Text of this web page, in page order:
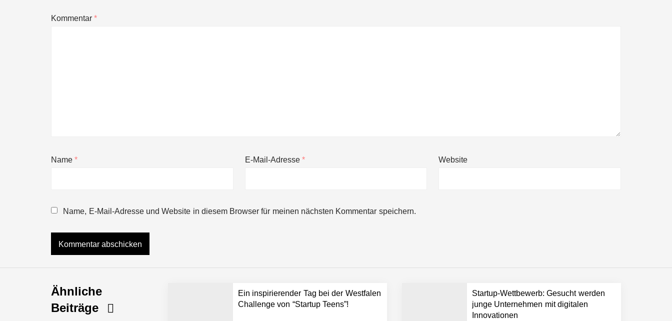
Kommentar*
Name* E-Mail-Adresse * Website
Name, E-Mail-Adresse und Website in diesem Browser für meinen nächsten Kommentar speichern.
Ähnliche
Beiträge
Ein inspirierender Tag bei der Westfalen
Challenge von “Startup Teens”!
Startup-Wettbewerb: Gesucht werden
junge Unternehmen mit digitalen
Innovationen